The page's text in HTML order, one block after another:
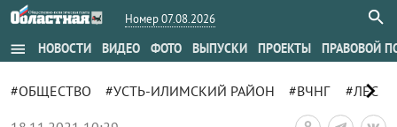
Номер 07.08.2026
menu НОВОСТИ ВИДЕО ФОТО ВЫПУСКИ ПРОЕКТЫ ПРАВОВОЙ
#ОБЩЕСТВО #УСТЬ-ИЛИМСКИЙ РАЙОН #ВЧНГ #ЛЕС
chevron_right